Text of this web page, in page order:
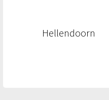
Hellendoorn